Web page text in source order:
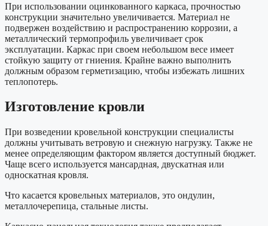
При использовании оцинкованного каркаса, прочностью
конструкции значительно увеличивается. Материал не
подвержен воздействию и распространению коррозии, а
металлический термопрофиль увеличивает срок
эксплуатации. Каркас при своем небольшом весе имеет
стойкую защиту от гниения. Крайне важно выполнить
должным образом герметизацию, чтобы избежать лишних
теплопотерь.
Изготовление кровли
При возведении кровельной конструкции специалисты
должны учитывать ветровую и снежную нагрузку. Также не
менее определяющим фактором является доступный бюджет.
Чаще всего используется мансардная, двускатная или
односкатная кровля.
Что касается кровельных материалов, это ондулин,
металлочерепица, стальные листы.